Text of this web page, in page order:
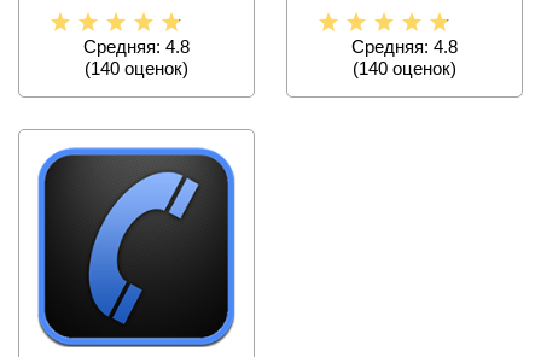
Средняя: 4.8
(140 оценок)
играх с возможностью
Средняя: 4.8
(140 оценок)